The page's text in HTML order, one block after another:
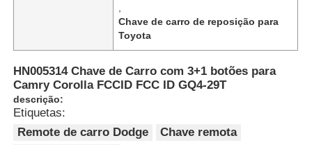
Chave de carro de reposição para
Toyota
HN005314 Chave de Carro com 3+1 botões para
Camry Corolla FCCID FCC ID GQ4-29T
descrição:
Etiquetas:
Remote de carro Dodge
Chave remota